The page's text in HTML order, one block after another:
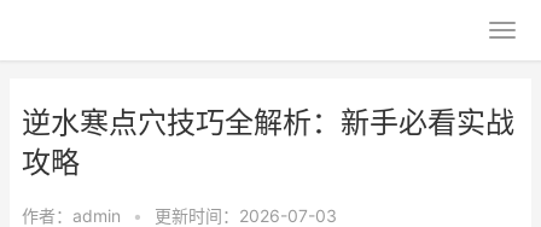
逆水寒点穴技巧全解析：新手必看实战
攻略
作者： admin • 更新时间：2026-07-03